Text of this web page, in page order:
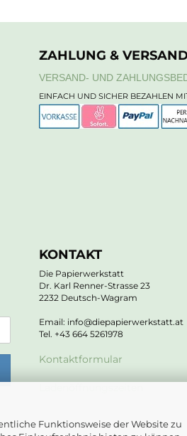
Funktionsweise der Website zu
ZAHLUNG &
VERSAND- UND
EINFACH UND SICHER BEZAHLEN
KONTAKT
Die Papierwerkstatt
Dr. Karl Renner-Strasse 23
2232 Deutsch-Wagram
Email: info@diepapierwerkstatt.at
Tel. +43 664 5261978
Kontaktformular